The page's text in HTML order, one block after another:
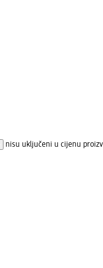
nisu uključeni u cijenu